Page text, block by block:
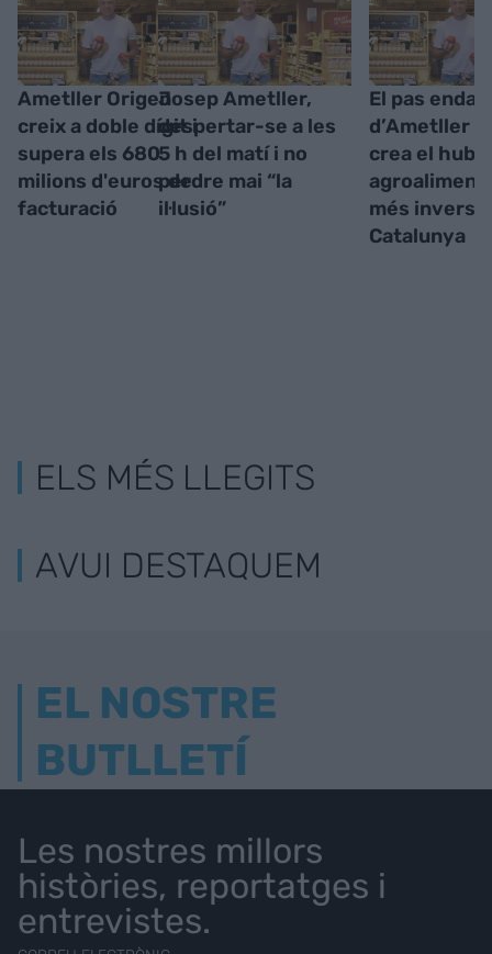
Ametller Origen
creix a doble dígit i
supera els 680
milions d'euros de
facturació
Josep Ametller,
despertar-se a les
5 h del matí i no
perdre mai “la
il·lusió”
El pas
d’Ametller
crea el hub
més
Catalunya
ELS MÉS LLEGITS
AVUI DESTAQUEM
EL NOSTRE
BUTLLETÍ
Les nostres millors
històries, reportatges i
entrevistes.